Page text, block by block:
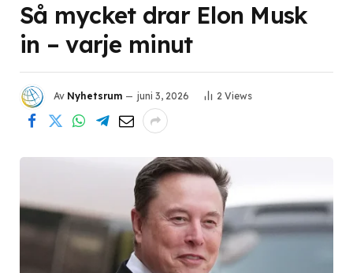
Så mycket drar Elon Musk
in – varje minut
Av Nyhetsrum juni 3, 2026 2 Views